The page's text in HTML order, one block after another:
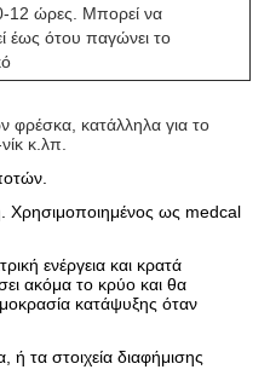
12 ώρες. Μπορεί να
έως ότου παγώνει το
φρέσκα, κατάλληλα για το
κ.λπ.
Χρησιμοποιημένος ως medcal
ενέργεια και κρατά
ακόμα το κρύο και θα
κατάψυξης όταν
τα στοιχεία διαφήμισης